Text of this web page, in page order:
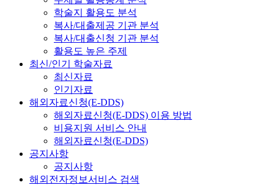
학술지 활용도 분석
복사/대출제공 기관 분석
복사/대출신청 기관 분석
활용도 높은 주제
최신/인기 학술자료
최신자료
인기자료
해외자료신청(E-DDS)
해외자료신청(E-DDS) 이용 방법
비용지원 서비스 안내
해외자료신청(E-DDS)
공지사항
공지사항
해외전자정보서비스 검색